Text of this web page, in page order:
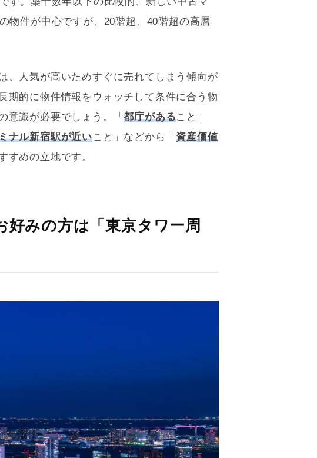
物件が中心ですが、20階超、40階超の高層
、人気が高いためすぐに売れてしまう傾向が
期的に物件情報をウォッチして条件に合う物
意識が必要でしょう。「都庁があること」
ナル新宿駅が近いこと」などから「資産価値
すめの立地です。
好みの方は「東京タワー周